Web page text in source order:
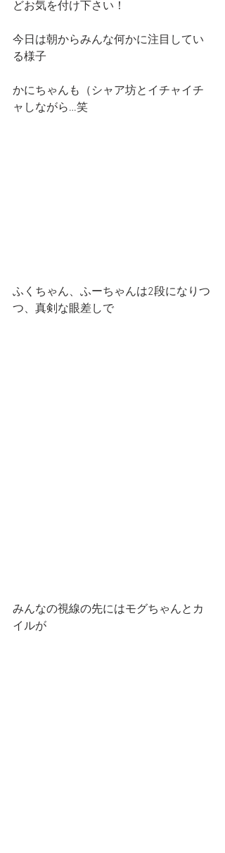
どお気を付け下さい！
今日は朝からみんな何かに注目してい
る様子
かにちゃんも（シャア坊とイチャイチ
ャしながら…笑
ふくちゃん、ふーちゃんは2段になりつ
つ、真剣な眼差しで
みんなの視線の先にはモグちゃんとカ
イルが